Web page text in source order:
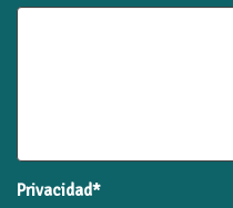
Privacidad*